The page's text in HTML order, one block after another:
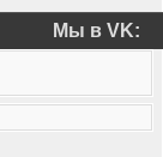
Мы в VK: